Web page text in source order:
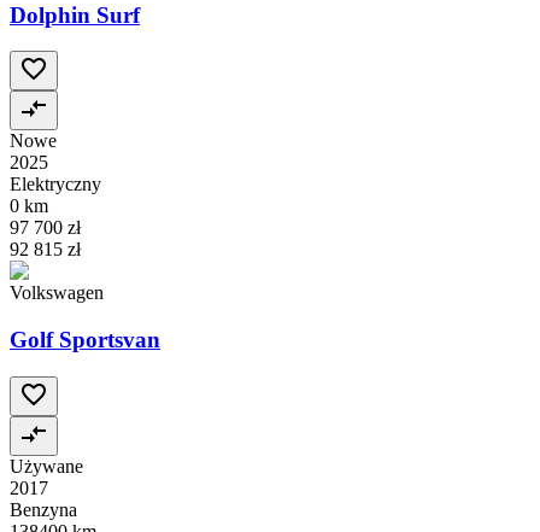
Dolphin Surf
Nowe
2025
Elektryczny
0 km
97 700 zł
92 815 zł
Volkswagen
Golf Sportsvan
Używane
2017
Benzyna